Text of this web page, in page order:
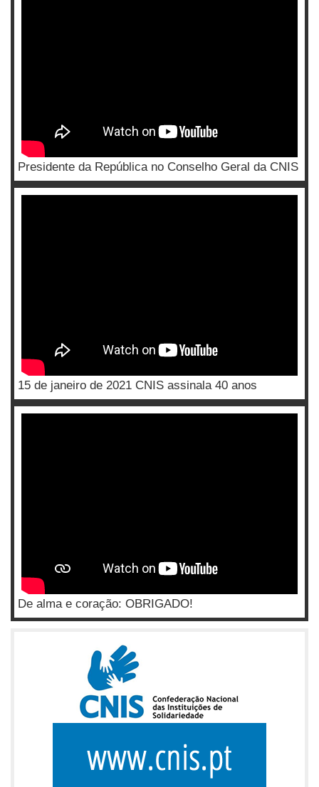
Presidente da República no Conselho Geral da CNIS
15 de janeiro de 2021 CNIS assinala 40 anos
De alma e coração: OBRIGADO!